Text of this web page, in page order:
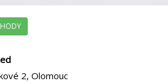
2, Olomouc